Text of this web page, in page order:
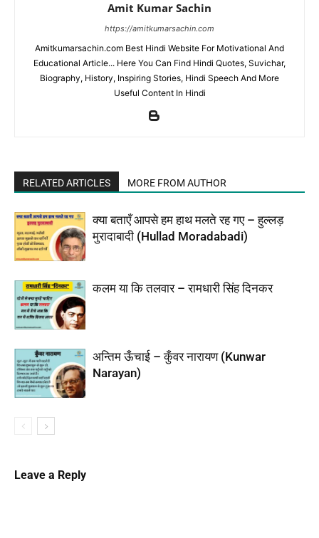
Amit Kumar Sachin
https://amitkumarsachin.com
Amitkumarsachin.com Best Hindi Website For Motivational And
Educational Article... Here You Can Find Hindi Quotes, Suvichar,
Biography, History, Inspiring Stories, Hindi Speech And More
Useful Content In Hindi
RELATED ARTICLES MORE FROM AUTHOR
क्या बताएँ आपसे हम हाथ मलते रह गए – हुल्लड़
मुरादाबादी (Hullad Moradabadi)
कलम या कि तलवार – रामधारी सिंह दिनकर
अन्तिम ऊँचाई – कुँवर नारायण (Kunwar
Narayan)
Leave a Reply